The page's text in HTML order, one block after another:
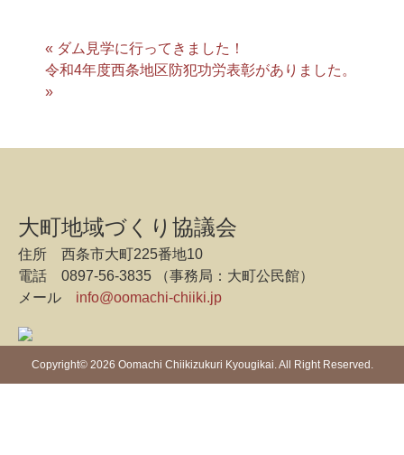
« ダム見学に行ってきました！
令和4年度西条地区防犯功労表彰がありました。
»
大町地域づくり協議会
住所 西条市大町225番地10
電話 0897-56-3835 （事務局：大町公民館）
メール info@oomachi-chiiki.jp
Copyright© 2026 Oomachi Chiikizukuri Kyougikai. All Right Reserved.